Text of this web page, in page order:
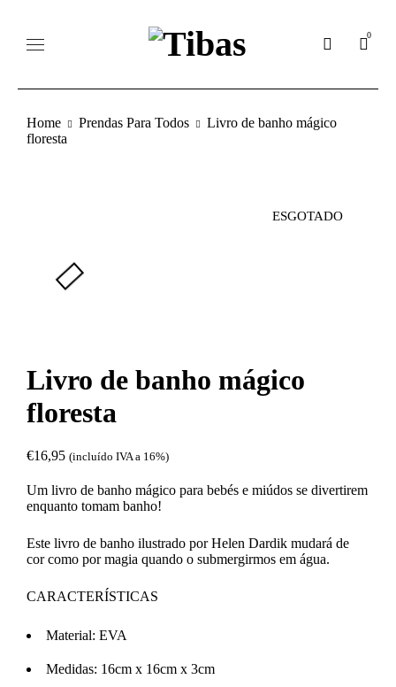
0
Home Prendas Para Todos
Livro de banho mágico
floresta
ESGOTADO
Livro de banho mágico
floresta
€16,95 (incluído IVA a 16%)
Um livro de banho mágico para bebés e miúdos se divertirem
enquanto tomam banho!
Este livro de banho ilustrado por Helen Dardik mudará de
cor como por magia quando o submergirmos em água.
CARACTERÍSTICAS
Material: EVA
Medidas: 16cm x 16cm x 3cm